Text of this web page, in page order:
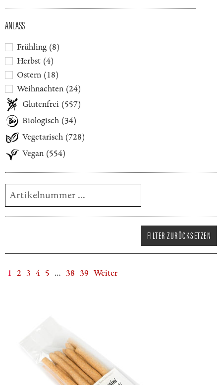
ANLASS
Frühling (8)
Herbst (4)
Ostern (18)
Weihnachten (24)
Glutenfrei (557)
Biologisch (34)
Vegetarisch (728)
Vegan (554)
FILTER ZURÜCKSETZEN
1 2 3 4 5 … 38 39 Weiter